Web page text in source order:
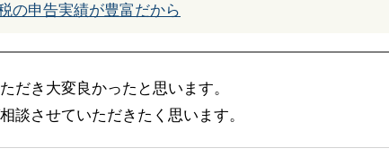
の申告実績が豊富だから
だき大変良かったと思います。
談させていただきたく思います。